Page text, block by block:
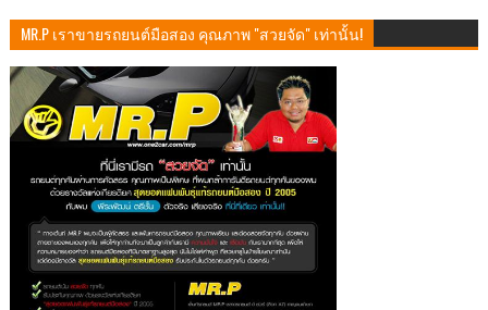
MR.P เราขายรถยนต์มือสอง คุณภาพ "สวยจัด" เท่านั้น!